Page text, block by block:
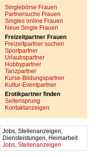
Singlebörse Frauen
Partnersuche Frauen
Singles online Frauen
Neue Single Frauen
Freizeitpartner Frauen
Freizeitpartner suchen
Sportpartner
Urlaubspartner
Hobbypartner
Tanzpartner
Kurse-Bildungspartner
Kultur-Eventpartner
Erotikpartner finden
Seitensprung
Kontaktanzeigen
Jobs, Stellenanzeigen,
Diensteistungen, Heimarbeit
Jobs, Stellenanzeigen